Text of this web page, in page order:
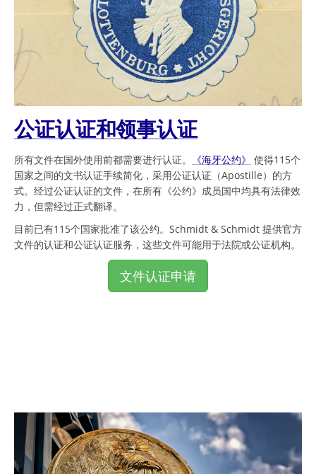
公证认证和领事认证
所有文件在国外使用前都需要进行认证。 《海牙公约》
使得115个
国家之间的文书认证手续简化，采用公证认证（Apostille）的方
式。经过公证认证的文件，在所有《公约》成员国中均具有法律效
力，但需经过正式翻译。
目前已有115个国家批准了该公约。Schmidt & Schmidt 提供官方
文件的认证和公证认证服务，这些文件可能用于法院或公证机构。
文件认证申请